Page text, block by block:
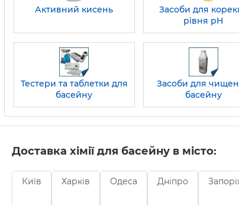
Активний кисень
Засоби для
рівня pH
Тестери та таблетки для
басейну
Засоби для
басейну
Доставка хімії для басейну в місто:
Київ Харків Одеса Дніпро